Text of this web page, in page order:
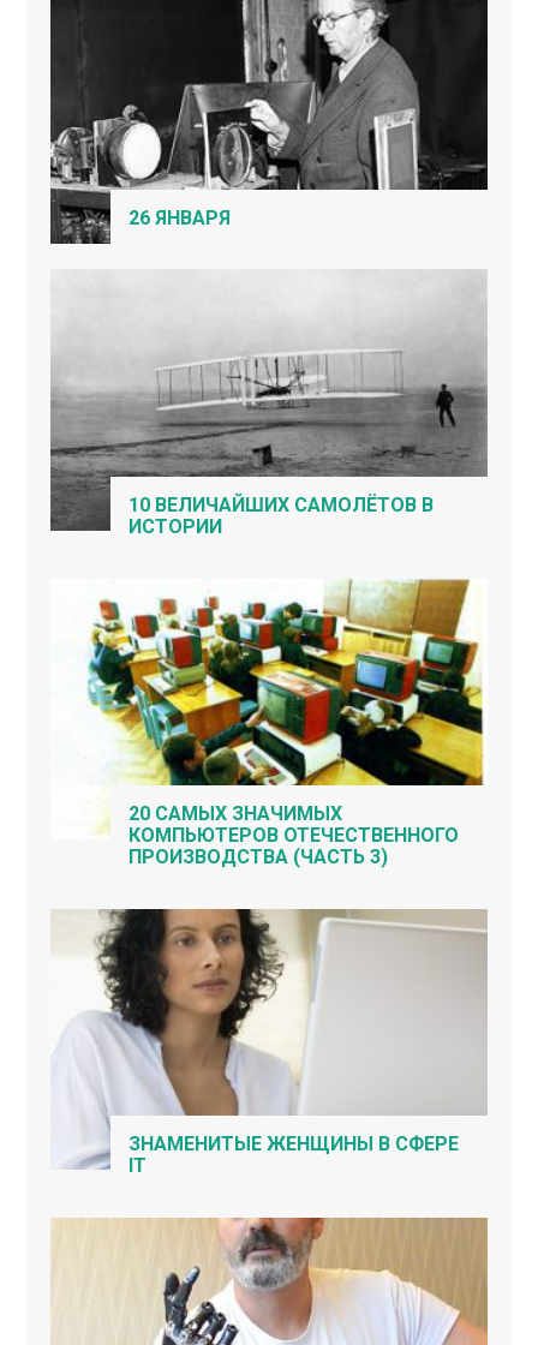
26 ЯНВАРЯ
10 ВЕЛИЧАЙШИХ САМОЛЁТОВ В
ИСТОРИИ
20 САМЫХ ЗНАЧИМЫХ
КОМПЬЮТЕРОВ ОТЕЧЕСТВЕННОГО
ПРОИЗВОДСТВА (ЧАСТЬ 3)
ЗНАМЕНИТЫЕ ЖЕНЩИНЫ В СФЕРЕ
IT